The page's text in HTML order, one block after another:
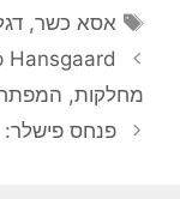
תגיות
אסא כשר,
מחלקות, המפתח
פנחס